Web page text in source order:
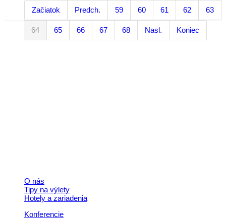
Začiatok Predch. 59 60 61 62 63
64 65 66 67 68 Nasl. Koniec
O nás
Tipy na výlety
Hotely a zariadenia
Konferencie